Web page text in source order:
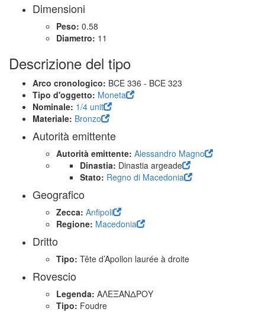
Dimensioni
Peso: 0.58
Diametro: 11
Descrizione del tipo
Arco cronologico: BCE 336 - BCE 323
Tipo d'oggetto: Moneta
Nominale: 1/4 unit
Materiale: Bronzo
Autorità emittente
Autorità emittente: Alessandro Magno
Dinastia: Dinastia argeade
Stato: Regno di Macedonia
Geografico
Zecca: Anfipoli
Regione: Macedonia
Dritto
Tipo: Tête d’Apollon laurée à droite
Rovescio
Legenda: ΑΛΕΞΑΝΔΡΟΥ
Tipo: Foudre